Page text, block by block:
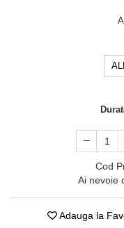
Cod
Ai nevoie
Adauga la